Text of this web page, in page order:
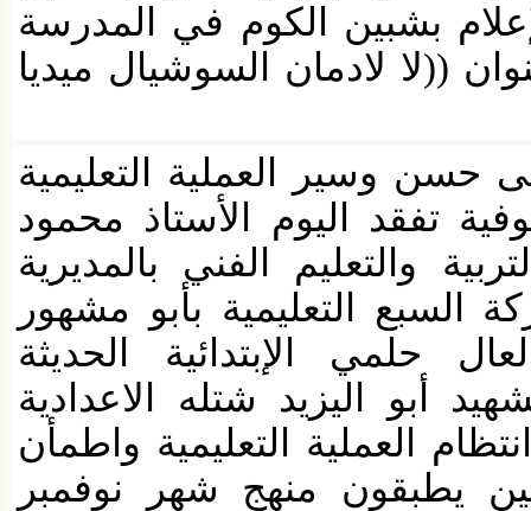
بشبين الكوم في المدرسة
((لا لادمان السوشيال ميديا
وسير العملية التعليمية
تفقد اليوم الأستاذ محمود
والتعليم الفني بالمديرية
التعليمية بأبو مشهور
الإبتدائية الحديثة
أبو اليزيد شتله الاعدادية
العملية التعليمية واطمأن
يطبقون منهج شهر نوفمبر